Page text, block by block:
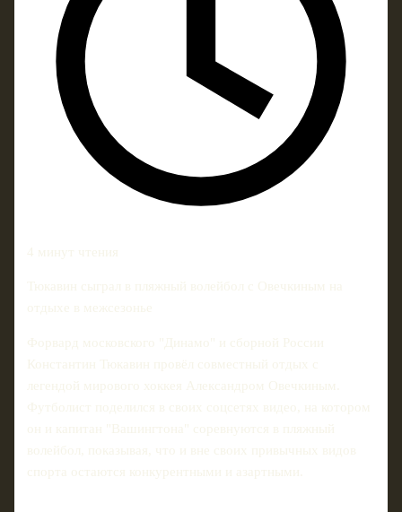
4 минут чтения
Тюкавин сыграл в пляжный волейбол с Овечкиным на
отдыхе в межсезонье
Форвард московского "Динамо" и сборной России
Константин Тюкавин провёл совместный отдых с
легендой мирового хоккея Александром Овечкиным.
Футболист поделился в своих соцсетях видео, на котором
он и капитан "Вашингтона" соревнуются в пляжный
волейбол, показывая, что и вне своих привычных видов
спорта остаются конкурентными и азартными.